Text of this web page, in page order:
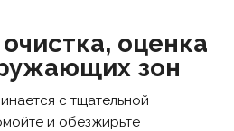
оценка
зон
с тщательной
и обезжирьте